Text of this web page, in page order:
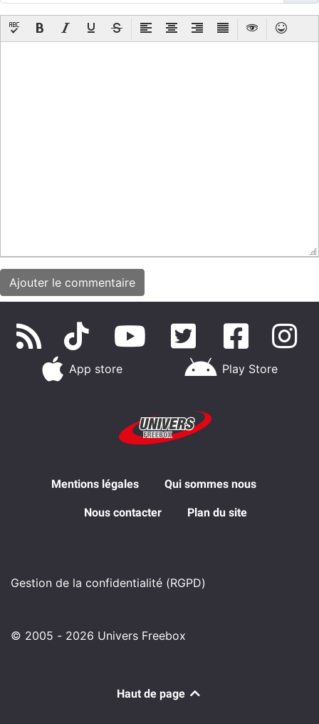
App store Play Store
Mentions légales Qui sommes nous
Nous contacter Plan du site
Gestion de la confidentialité (RGPD)
© 2005 - 2026 Univers Freebox
Haut de page